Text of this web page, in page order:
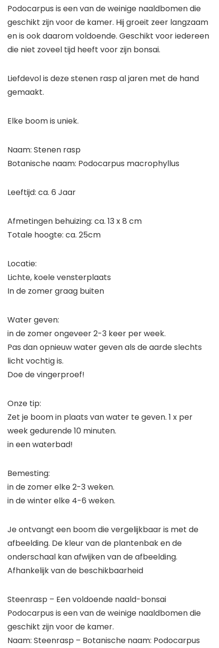
Podocarpus is een van de weinige naaldbomen die
geschikt zijn voor de kamer. Hij groeit zeer langzaam
en is ook daarom voldoende. Geschikt voor iedereen
die niet zoveel tijd heeft voor zijn bonsai.
Liefdevol is deze stenen rasp al jaren met de hand
gemaakt.
Elke boom is uniek.
Naam: Stenen rasp
Botanische naam: Podocarpus macrophyllus
Leeftijd: ca. 6 Jaar
Afmetingen behuizing: ca. 13 x 8 cm
Totale hoogte: ca. 25cm
Locatie:
Lichte, koele vensterplaats
In de zomer graag buiten
Water geven:
in de zomer ongeveer 2-3 keer per week.
Pas dan opnieuw water geven als de aarde slechts
licht vochtig is.
Doe de vingerproef!
Onze tip:
Zet je boom in plaats van water te geven. 1 x per
week gedurende 10 minuten.
in een waterbad!
Bemesting:
in de zomer elke 2-3 weken.
in de winter elke 4-6 weken.
Je ontvangt een boom die vergelijkbaar is met de
afbeelding. De kleur van de plantenbak en de
onderschaal kan afwijken van de afbeelding.
Afhankelijk van de beschikbaarheid
Steenrasp – Een voldoende naald-bonsai
Podocarpus is een van de weinige naaldbomen die
geschikt zijn voor de kamer.
Naam: Steenrasp – Botanische naam: Podocarpus